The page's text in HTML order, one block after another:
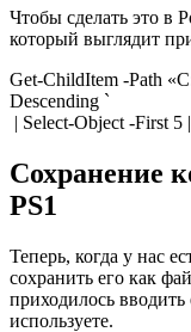
Чтобы сделать это в
который выглядит
Get-ChildItem -Path
Descending `
| Select-Object -First
Сохранение
PS1
Теперь, когда у нас
сохранить его как
приходилось
используете.